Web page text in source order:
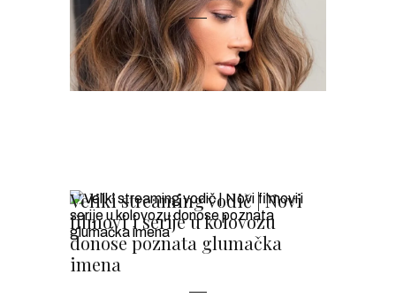
Veliki streaming vodič | Novi
filmovi i serije u kolovozu
donose poznata glumačka
imena